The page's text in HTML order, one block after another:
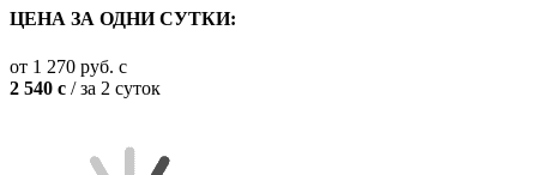
ЦЕНА ЗА ОДНИ СУТКИ:
от 1 270 руб. c
2 540 c / за 2 суток